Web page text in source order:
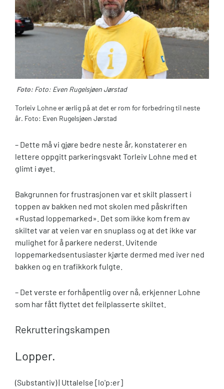
Foto: Foto: Even Rugelsjøen Jørstad
Torleiv Lohne er ærlig på at det er rom for forbedring til neste
år. Foto: Even Rugelsjøen Jørstad
– Dette må vi gjøre bedre neste år, konstaterer en
lettere oppgitt parkeringsvakt Torleiv Lohne med et
glimt i øyet.
Bakgrunnen for frustrasjonen var et skilt plassert i
toppen av bakken ned mot skolen med påskriften
«Rustad loppemarked». Det som ikke kom frem av
skiltet var at veien var en snuplass og at det ikke var
mulighet for å parkere nederst. Uvitende
loppemarkedsentusiaster kjørte dermed med iver ned
bakken og en trafikkork fulgte.
– Det verste er forhåpentlig over nå, erkjenner Lohne
som har fått flyttet det feilplasserte skiltet.
Rekrutteringskampen
Lopper.
(Substantiv) | Uttalelse [lo'p:er]